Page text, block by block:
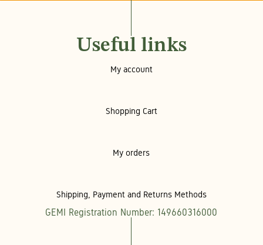
Useful links
My account
Shopping Cart
My orders
Shipping, Payment and Returns Methods
GEMI Registration Number: 149660316000